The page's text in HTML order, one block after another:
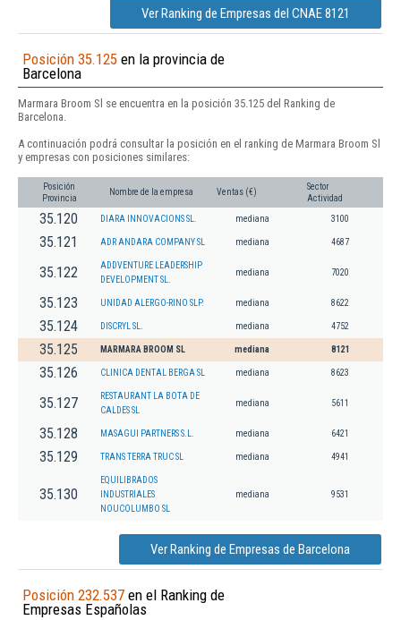
Ver Ranking de Empresas del CNAE 8121
Posición 35.125 en la provincia de
Barcelona
Marmara Broom Sl se encuentra en la posición 35.125 del Ranking de
Barcelona.
A continuación podrá consultar la posición en el ranking de Marmara Broom Sl
y empresas con posiciones similares:
Posición
Provincia
Nombre de la empresa Ventas (€)
Sector
Actividad
35.120 DIARA INNOVACIONS SL. mediana 3100
35.121 ADR ANDARA COMPANY SL mediana 4687
35.122
ADDVENTURE LEADERSHIP
DEVELOPMENT SL.
mediana 7020
35.123 UNIDAD ALERGO-RINO SLP. mediana 8622
35.124 DISCRYL SL. mediana 4752
35.125 MARMARA BROOM SL mediana 8121
35.126 CLINICA DENTAL BERGA SL mediana 8623
35.127
RESTAURANT LA BOTA DE
CALDES SL
mediana 5611
35.128 MASAGUI PARTNERS S.L. mediana 6421
35.129 TRANS TERRA TRUC SL mediana 4941
35.130
EQUILIBRADOS
INDUSTRIALES
NOUCOLUMBO SL
mediana 9531
Ver Ranking de Empresas de Barcelona
Posición 232.537 en el Ranking de
Empresas Españolas